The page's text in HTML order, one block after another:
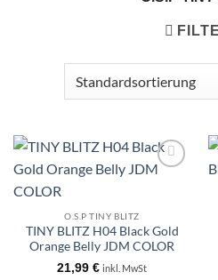
O.S.P TINY BLITZ
TINY BLITZ H04 Black Gold
Orange Belly JDM COLOR
21,99 € inkl. MwSt